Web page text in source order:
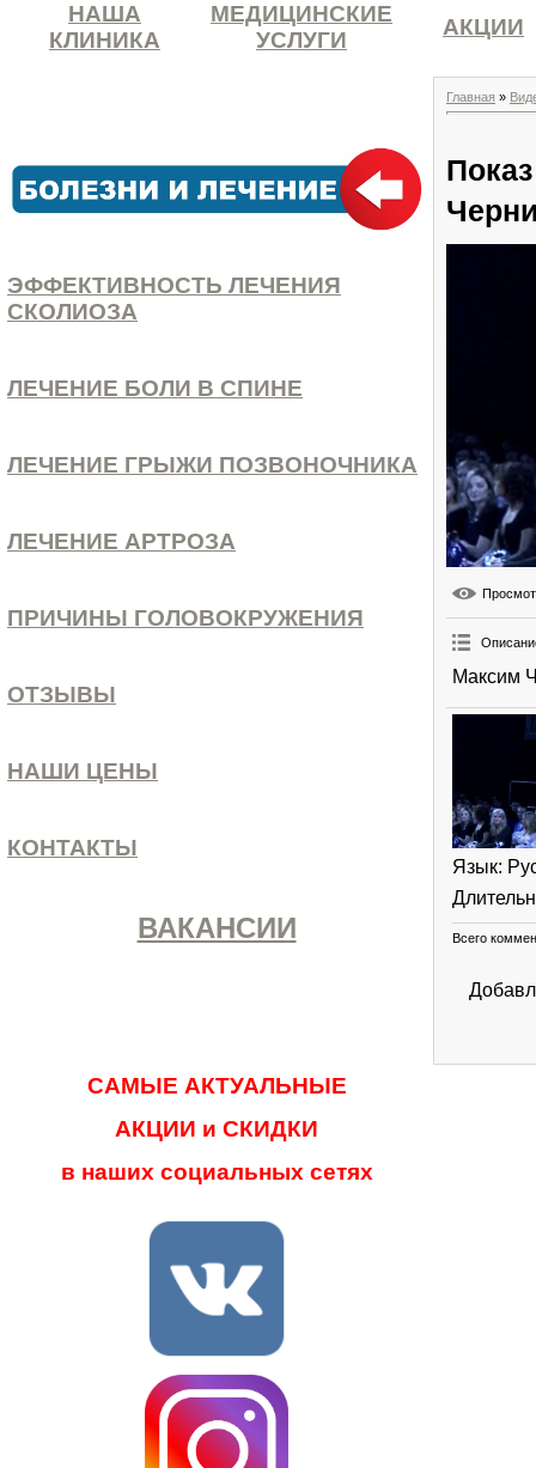
НАША
КЛИНИКА
МЕДИЦИНСКИЕ
УСЛУГИ
АКЦИИ
ЭФФЕКТИВНОСТЬ ЛЕЧЕНИЯ
СКОЛИОЗА
ЛЕЧЕНИЕ БОЛИ В СПИНЕ
ЛЕЧЕНИЕ ГРЫЖИ ПОЗВОНОЧНИКА
ЛЕЧЕНИЕ АРТРОЗА
ПРИЧИНЫ ГОЛОВОКРУЖЕНИЯ
ОТЗЫВЫ
НАШИ ЦЕНЫ
КОНТАКТЫ
ВАКАНСИИ
САМЫЕ АКТУАЛЬНЫЕ
АКЦИИ и СКИДКИ
в наших социальных сетях
Главная »
Максим
Язык:
Всего